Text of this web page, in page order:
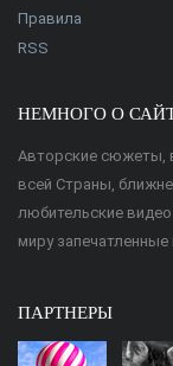
Правила
RSS
НЕМНОГО О
Авторские сюжеты,
всей Страны,
любительские
миру запечатленные
ПАРТНЕРЫ